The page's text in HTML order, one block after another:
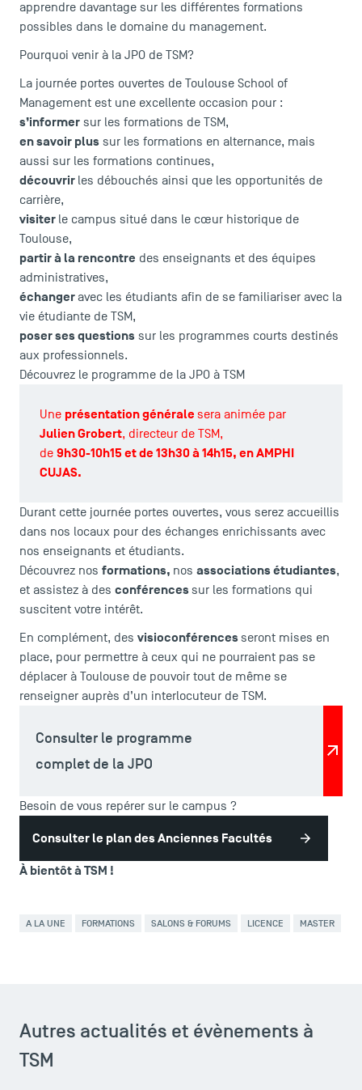
Le corps professoral
Campus tour
Accréditations
Agenda
Recrutement
apprendre davantage sur les différentes formations
possibles dans le domaine du management.
Pourquoi venir à la JPO de TSM?
La journée portes ouvertes de Toulouse School of
Management est une excellente occasion pour :
s’informer sur les formations de TSM,
en savoir plus sur les formations en alternance, mais
aussi sur les formations continues,
découvrir les débouchés ainsi que les opportunités de
carrière,
visiter le campus situé dans le cœur historique de
Toulouse,
partir à la rencontre des enseignants et des équipes
administratives,
échangeravec les étudiants afin de se familiariser avec la
vie étudiante de TSM,
poser ses questions sur les programmes courts destinés
aux professionnels.
Découvrez le programme de la JPO à TSM
Une présentation générale sera animée par
Julien Grobert, directeur de TSM,
de 9h30-10h15 et de 13h30 à 14h15, enAMPHI
CUJAS.
Durant cette journée portes ouvertes, vous serez accueillis
dans nos locaux pour des échanges enrichissants avec
nos enseignants et étudiants.
Découvrez nos formations, nos associations étudiantes,
et assistez à des conférencessur les formations qui
suscitent votre intérêt.
En complément, des visioconférencesseront mises en
place, pour permettre à ceux qui ne pourraient pas se
déplacer à Toulouse de pouvoir tout de même se
renseigner auprès d’un interlocuteur de TSM.
Consulter le programme
complet de la JPO
Besoin de vous repérer sur le campus ?
Consulter le plan des Anciennes Facultés
À bientôt à TSM !
A LA UNE FORMATIONS SALONS & FORUMS LICENCE MASTER
Autres actualités et évènements à
TSM